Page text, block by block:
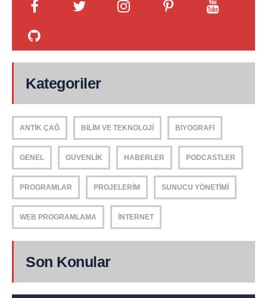
Kategoriler
ANTIK ÇAĞ BILIM VE TEKNOLOJI BIYOGRAFI
GENEL GÜVENLIK HABERLER PODCASTLER
PROGRAMLAR PROJELERIM SUNUCU YÖNETIMI
WEB PROGRAMLAMA İNTERNET
Son Konular